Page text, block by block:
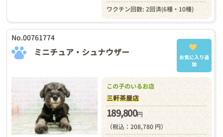
ワクチン回数: 2回済(6種・10種)
No.00761774
ミニチュア・シュナウザー
お気に入り追
加
この子のいるお店
三軒茶屋店
189,800円
（税込：208,780 円）